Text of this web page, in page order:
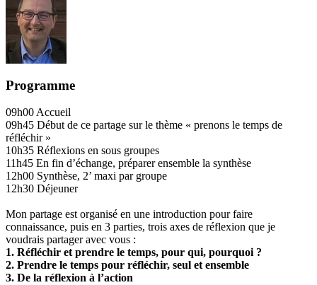
Programme
09h00 Accueil
09h45 Début de ce partage sur le thème « prenons le temps de
réfléchir »
10h35 Réflexions en sous groupes
11h45 En fin d’échange, préparer ensemble la synthèse
12h00 Synthèse, 2’ maxi par groupe
12h30 Déjeuner
Mon partage est organisé en une introduction pour faire
connaissance, puis en 3 parties, trois axes de réflexion que je
voudrais partager avec vous :
1. Réfléchir et prendre le temps, pour qui, pourquoi ?
2. Prendre le temps pour réfléchir, seul et ensemble
3. De la réflexion à l’action